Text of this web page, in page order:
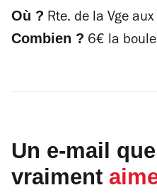
Où ? Rte. de la Vge
Combien ? 6€ la boule
Un e-mail
vraiment